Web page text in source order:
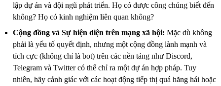
lập dự án và đội ngũ phát triển. Họ có được công chúng biết đến
không? Họ có kinh nghiệm liên quan không?
Cộng đồng và Sự hiện diện trên mạng xã hội: Mặc dù không
phải là yếu tố quyết định, nhưng một cộng đồng lành mạnh và
tích cực (không chỉ là bot) trên các nền tảng như Discord,
Telegram và Twitter có thể chỉ ra một dự án hợp pháp. Tuy
nhiên, hãy cảnh giác với các hoạt động tiếp thị quá hăng hái hoặc